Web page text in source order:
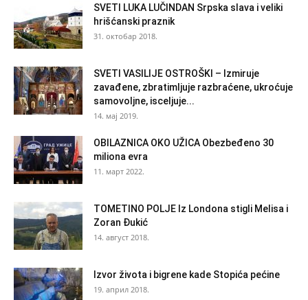
SVETI LUKA LUČINDAN Srpska slava i veliki
hrišćanski praznik
31. октобар 2018.
SVETI VASILIJE OSTROŠKI – Izmiruje
zavađene, zbratimljuje razbraćene, ukroćuje
samovoljne, isceljuje...
14. мај 2019.
OBILAZNICA OKO UŽICA Obezbeđeno 30
miliona evra
11. март 2022.
TOMETINO POLJE Iz Londona stigli Melisa i
Zoran Đukić
14. август 2018.
Izvor života i bigrene kade Stopića pećine
19. април 2018.